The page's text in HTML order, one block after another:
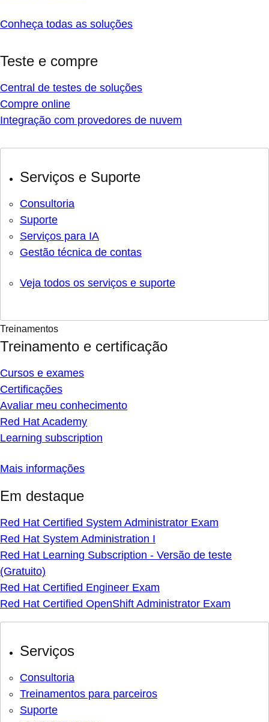
Conheça todas as soluções
Teste e compre
Central de testes de soluções
Compre online
Integração com provedores de nuvem
Serviços e Suporte
Consultoria
Suporte
Serviços para IA
Gestão técnica de contas
Veja todos os serviços e suporte
Treinamentos
Treinamento e certificação
Cursos e exames
Certificações
Avaliar meu conhecimento
Red Hat Academy
Learning subscription
Mais informações
Em destaque
Red Hat Certified System Administrator Exam
Red Hat System Administration I
Red Hat Learning Subscription - Versão de teste
(Gratuito)
Red Hat Certified Engineer Exam
Red Hat Certified OpenShift Administrator Exam
Serviços
Consultoria
Treinamentos para parceiros
Suporte